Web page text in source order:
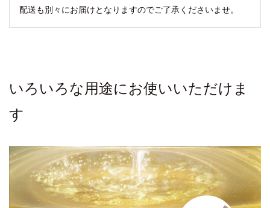
配送も別々にお届けとなりますのでご了承くださいませ。
いろいろな用途にお使いいただけま
す